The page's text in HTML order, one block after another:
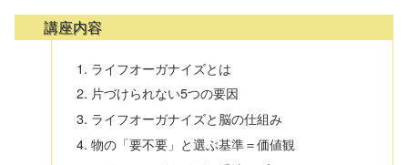
講座内容
ライフオーガナイズとは
片づけられない5つの要因
ライフオーガナイズと脳の仕組み
物の「要不要」と選ぶ基準＝価値観